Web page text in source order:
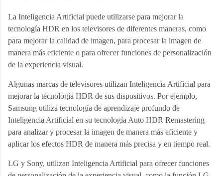
La Inteligencia Artificial puede utilizarse para mejorar la
tecnología HDR en los televisores de diferentes maneras, como
para mejorar la calidad de imagen, para procesar la imagen de
manera más eficiente o para ofrecer funciones de personalización
de la experiencia visual.
Algunas marcas de televisores utilizan Inteligencia Artificial para
mejorar la tecnología HDR de sus dispositivos. Por ejemplo,
Samsung utiliza tecnología de aprendizaje profundo de
Inteligencia Artificial en su tecnología Auto HDR Remastering
para analizar y procesar la imagen de manera más eficiente y
aplicar los efectos HDR de manera más precisa y en tiempo real.
LG y Sony, utilizan Inteligencia Artificial para ofrecer funciones